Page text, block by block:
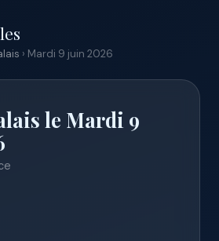
› Mardi 9 juin 2026
le Mardi 9